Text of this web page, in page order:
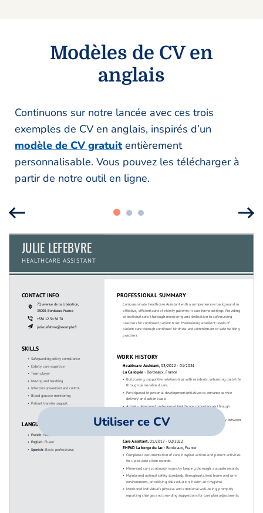
Modèles de CV en
anglais
Continuons sur notre lancée avec ces trois
exemples de CV en anglais, inspirés d’un
modèle de CV gratuitentièrement
personnalisable. Vous pouvez les télécharger à
partir de notre outil en ligne.
Utiliser ce CV